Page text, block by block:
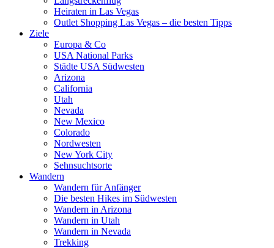
Heiraten in Las Vegas
Outlet Shopping Las Vegas – die besten Tipps
Ziele
Europa & Co
USA National Parks
Städte USA Südwesten
Arizona
California
Utah
Nevada
New Mexico
Colorado
Nordwesten
New York City
Sehnsuchtsorte
Wandern
Wandern für Anfänger
Die besten Hikes im Südwesten
Wandern in Arizona
Wandern in Utah
Wandern in Nevada
Trekking